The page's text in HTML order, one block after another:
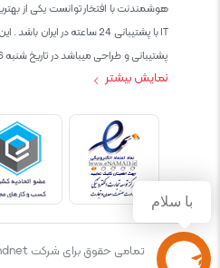
هوشمندنت با افتخار توانست یکی از
بوده و هست و تمام تلاش ما خدماتی
عزیز میباشد حال با توجه به در
سایتی اماده کنیم که تمام مشتریان
IT خود را خریداری کنند.
نمایش بیشتر
تمامی حقوق برای شرکت hoshmandnet محفوظ است
با سلام